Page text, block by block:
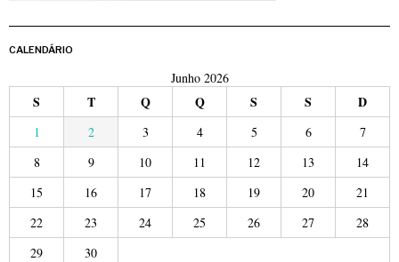
CALENDÁRIO
Junho 2026
S T Q Q S S D
1 2 3 4 5 6
7
8
9 10 11 12 13
14
15
16 17 18 19 20
21
22
23 24 25 26 27
28
29
30